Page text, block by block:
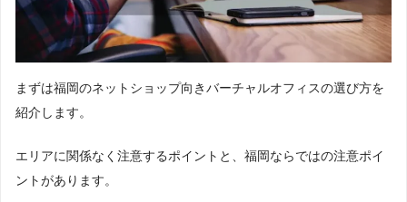
まずは福岡のネットショップ向きバーチャルオフィスの選び方を
紹介します。
エリアに関係なく注意するポイントと、福岡ならではの注意ポイ
ントがあります。